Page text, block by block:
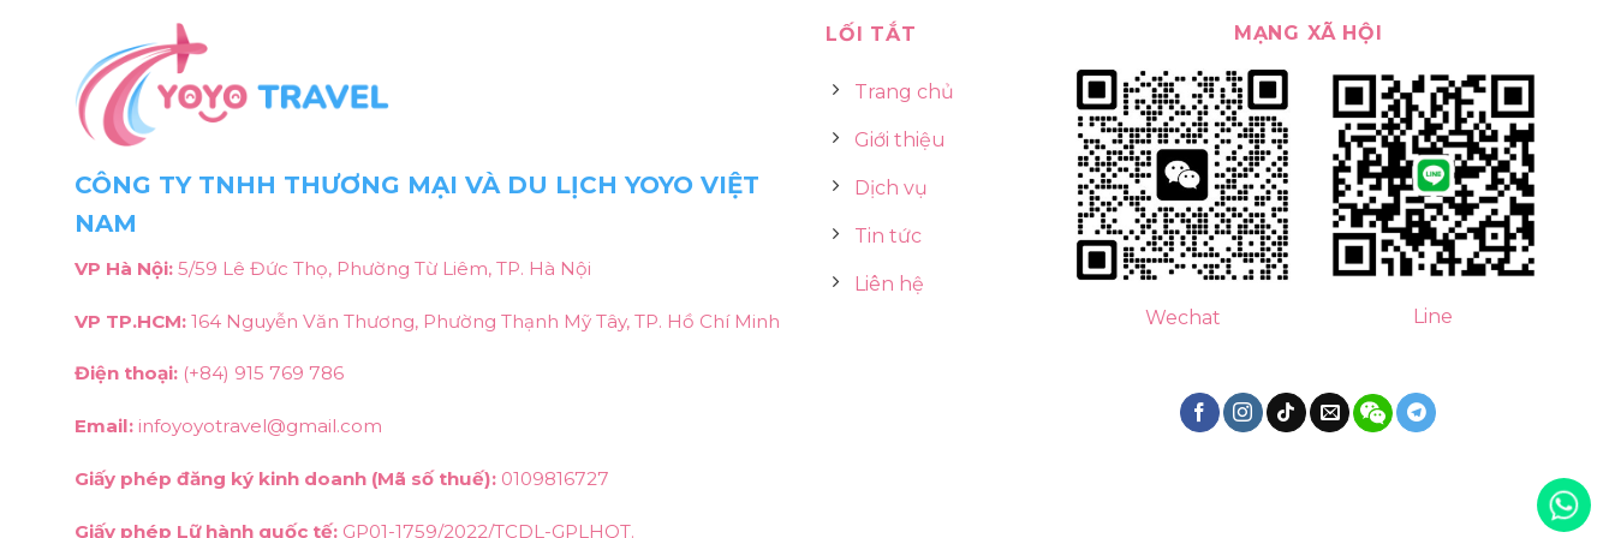
CÔNG TY TNHH THƯƠNG MẠI VÀ DU LỊCH YOYO VIỆT
NAM
VP Hà Nội: 5/59 Lê Đức Thọ, Phường Từ Liêm, TP. Hà Nội
VP TP.HCM: 164 Nguyễn Văn Thương, Phường Thạnh Mỹ Tây, TP. Hồ Chí Minh
Điện thoại: (+84) 915 769 786
Email: infoyoyotravel@gmail.com
Giấy phép đăng ký kinh doanh (Mã số thuế): 0109816727
Giấy phép Lữ hành quốc tế: GP01-1759/2022/TCDL-GPLHQT.
LỐI TẮT
Trang chủ
Giới thiệu
Dịch vụ
Tin tức
Liên hệ
MẠNG XÃ HỘI
Wechat Line